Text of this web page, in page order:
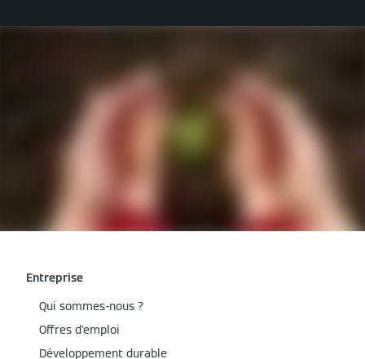
Entreprise
Qui sommes-nous ?
Offres d'emploi
Développement durable